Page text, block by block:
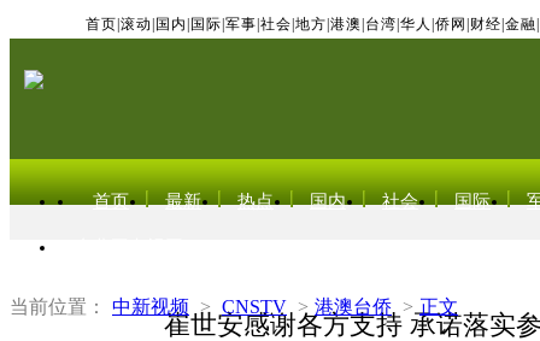
首页 滚动 国内 国际 军事 社会 地方 港澳 台湾 华人 侨网 财经 金融
首页 最新 热点 国内 社会 国际
当前位置： 中新视频 > CNSTV > 港澳台侨 > 正文
崔世安感谢各方支持 承诺落实